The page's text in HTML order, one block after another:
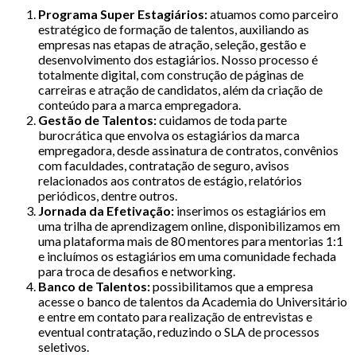
Programa Super Estagiários:atuamos como parceiro
estratégico de formação de talentos, auxiliando as
empresas nas etapas de atração, seleção, gestão e
desenvolvimento dos estagiários. Nosso processo é
totalmente digital, com construção de páginas de
carreiras e atração de candidatos, além da criação de
conteúdo para a marca empregadora.
Gestão de Talentos:cuidamos de toda parte
burocrática que envolva os estagiários da marca
empregadora, desde assinatura de contratos, convênios
com faculdades, contratação de seguro, avisos
relacionados aos contratos de estágio, relatórios
periódicos, dentre outros.
Jornada da Efetivação: inserimos os estagiários em
uma trilha de aprendizagem online, disponibilizamos em
uma plataforma mais de 80 mentores para mentorias 1:1
e incluímos os estagiários em uma comunidade fechada
para troca de desafios e networking.
Banco de Talentos:possibilitamos que a empresa
acesse o banco de talentos da Academia do Universitário
e entre em contato para realização de entrevistas e
eventual contratação, reduzindo o SLA de processos
seletivos.